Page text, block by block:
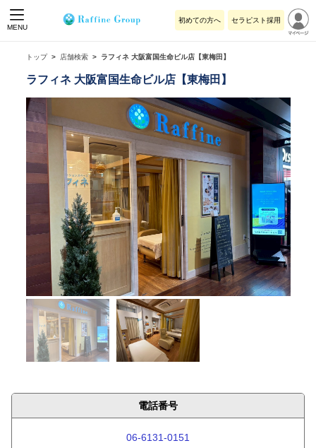
MENU
初めての方へ セラピスト採用
トップ 店舗検索 ラフィネ 大阪富国生命ビル店【東梅田】
ラフィネ 大阪富国生命ビル店【東梅田】
電話番号
06-6131-0151